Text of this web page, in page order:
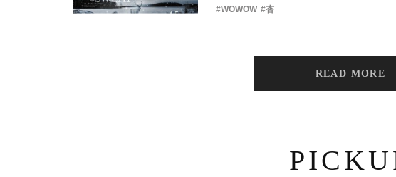
#WOWOW #杏
READ MORE